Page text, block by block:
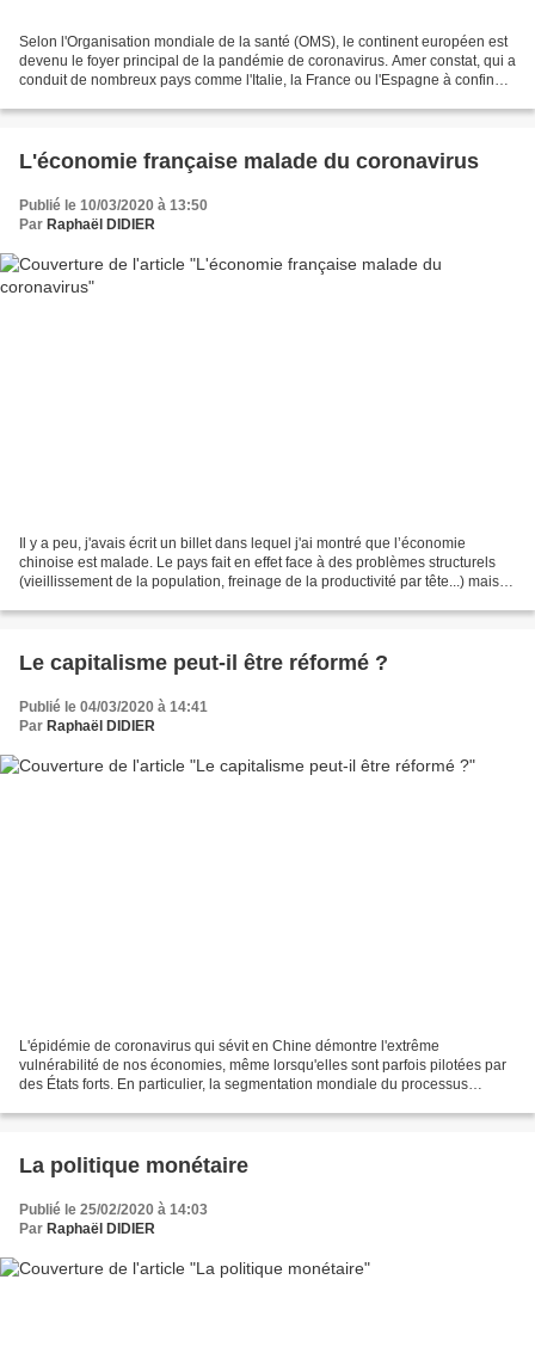
Selon l'Organisation mondiale de la santé (OMS), le continent européen est
devenu le foyer principal de la pandémie de coronavirus. Amer constat, qui a
conduit de nombreux pays comme l'Italie, la France ou l'Espagne à confiner
L'économie française malade du coronavirus
Publié le 10/03/2020 à 13:50
Par Raphaël DIDIER
Il y a peu, j'avais écrit un billet dans lequel j'ai montré que l’économie
chinoise est malade. Le pays fait en effet face à des problèmes structurels
(vieillissement de la population, freinage de la productivité par tête...) mais
Le capitalisme peut-il être réformé ?
Publié le 04/03/2020 à 14:41
Par Raphaël DIDIER
L'épidémie de coronavirus qui sévit en Chine démontre l'extrême
vulnérabilité de nos économies, même lorsqu'elles sont parfois pilotées par
des États forts. En particulier, la segmentation mondiale du processus
La politique monétaire
Publié le 25/02/2020 à 14:03
Par Raphaël DIDIER